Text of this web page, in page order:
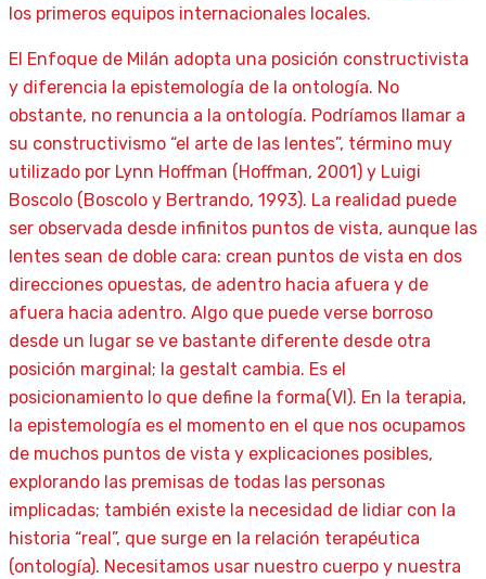
los primeros equipos internacionales locales.
El Enfoque de Milán adopta una posición constructivista
y diferencia la epistemología de la ontología. No
obstante, no renuncia a la ontología. Podríamos llamar a
su constructivismo “el arte de las lentes”, término muy
utilizado por Lynn Hoffman (Hoffman, 2001) y Luigi
Boscolo (Boscolo y Bertrando, 1993). La realidad puede
ser observada desde infinitos puntos de vista, aunque las
lentes sean de doble cara: crean puntos de vista en dos
direcciones opuestas, de adentro hacia afuera y de
afuera hacia adentro. Algo que puede verse borroso
desde un lugar se ve bastante diferente desde otra
posición marginal; la gestalt cambia. Es el
posicionamiento lo que define la forma(VI). En la terapia,
la epistemología es el momento en el que nos ocupamos
de muchos puntos de vista y explicaciones posibles,
explorando las premisas de todas las personas
implicadas; también existe la necesidad de lidiar con la
historia “real”, que surge en la relación terapéutica
(ontología). Necesitamos usar nuestro cuerpo y nuestra